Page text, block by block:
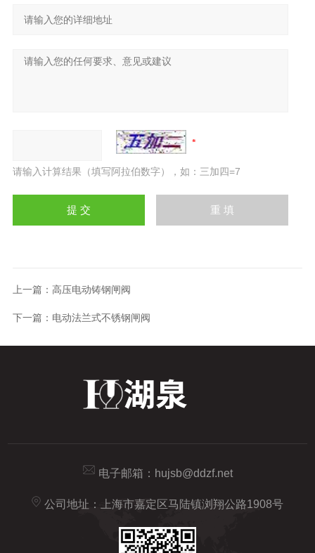
请输入计算结果（填写阿拉伯数字），如：三加四=7
上一篇： 高压电动铸钢闸阀
下一篇： 电动法兰式不锈钢闸阀
电子邮箱： hujsb@ddzf.net
公司地址：上海市嘉定区马陆镇浏翔公路1908号